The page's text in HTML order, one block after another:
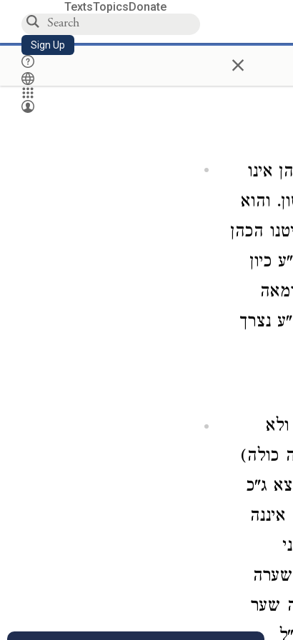
TextsTopicsDonate
Sign Up ×
אינו
והוא
הכהן
כיון
נצרך
כולה)
ג"כ
שער